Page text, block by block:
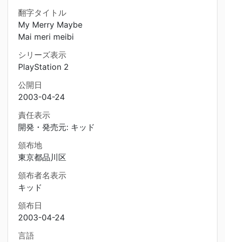
翻字タイトル
My Merry Maybe
Mai meri meibi
シリーズ表示
PlayStation 2
公開日
2003-04-24
責任表示
開発・発売元: キッド
頒布地
東京都品川区
頒布者名表示
キッド
頒布日
2003-04-24
言語